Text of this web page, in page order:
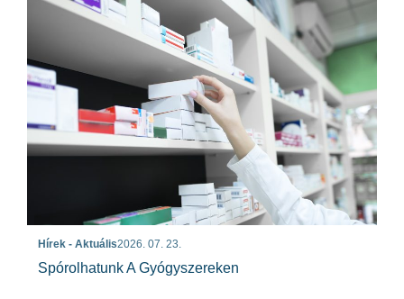
Hírek - Aktuális2026. 07. 23.
Spórolhatunk A Gyógyszereken